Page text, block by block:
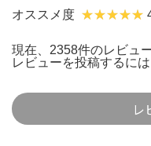
オススメ度
現在、2358件のレビュ
レビューを投稿するには
レ